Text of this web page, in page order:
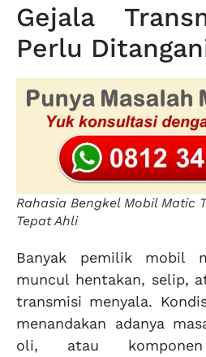
Gejala
Perlu
Rahasia Bengkel Mobil Matic
Tepat Ahli
Banyak pemilik mobil
muncul hentakan, selip,
transmisi menyala.
menandakan adanya
oli, atau